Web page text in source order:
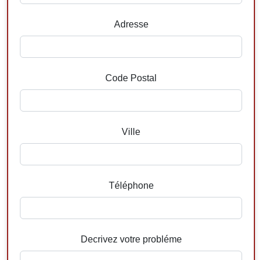
Adresse
Code Postal
Ville
Téléphone
Decrivez votre probléme